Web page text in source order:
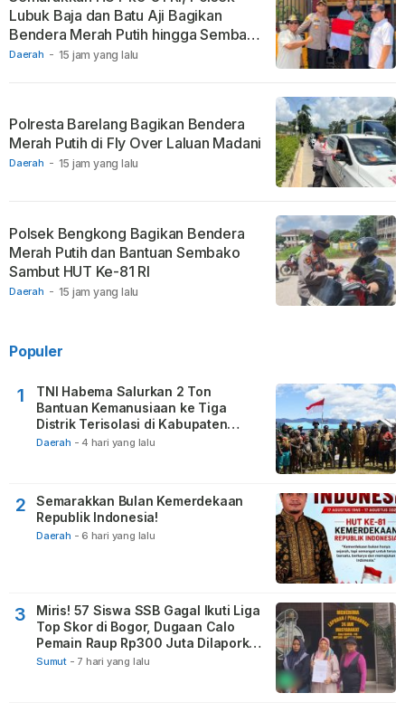
Daerah - 15 jam yang lalu
Lubuk Baja dan Batu Aji Bagikan
Bendera Merah Putih hingga Sembako
ke Warga
Daerah - 15 jam yang lalu
Polresta Barelang Bagikan Bendera
Merah Putih di Fly Over Laluan Madani
Daerah - 15 jam yang lalu
Polsek Bengkong Bagikan Bendera
Merah Putih dan Bantuan Sembako
Sambut HUT Ke-81 RI
Populer
1
TNI Habema Salurkan 2 Ton
Bantuan Kemanusiaan ke Tiga
Distrik Terisolasi di Kabupaten
Puncak
Daerah - 4 hari yang lalu
2
Semarakkan Bulan Kemerdekaan
Republik Indonesia!
Daerah - 6 hari yang lalu
3
Miris! 57 Siswa SSB Gagal Ikuti Liga
Top Skor di Bogor, Dugaan Calo
Pemain Raup Rp300 Juta Dilaporkan
ke Polda Sumut
Sumut - 7 hari yang lalu